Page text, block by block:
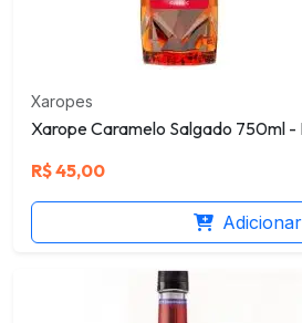
Xaropes
Xarope Caramelo Salgado 750ml -
R$45,00
Adicionar